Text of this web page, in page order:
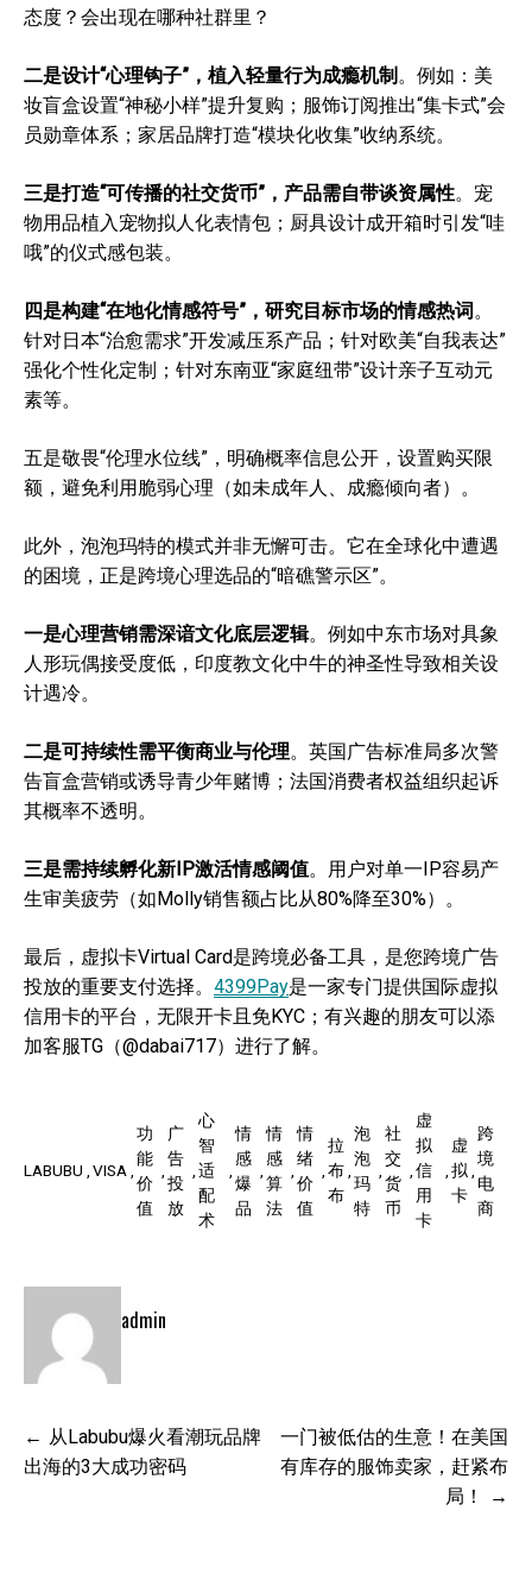
态度？会出现在哪种社群里？
二是设计“心理钩子”，植入轻量行为成瘾机制 。例如：美
妆盲盒设置“神秘小样”提升复购；服饰订阅推出“集卡式”会
员勋章体系；家居品牌打造“模块化收集”收纳系统。
三是打造“可传播的社交货币”，产品需自带谈资属性。宠
物用品植入宠物拟人化表情包；厨具设计成开箱时引发“哇
哦”的仪式感包装。
四是构建“在地化情感符号”，研究目标市场的情感热词。
针对日本“治愈需求”开发减压系产品；针对欧美“自我表达”
强化个性化定制；针对东南亚“家庭纽带”设计亲子互动元
素等。
五是敬畏“伦理水位线”，明确概率信息公开，设置购买限
额，避免利用脆弱心理（如未成年人、成瘾倾向者）。
此外，泡泡玛特的模式并非无懈可击。它在全球化中遭遇
的困境，正是跨境心理选品的“暗礁警示区”。
一是心理营销需深谙文化底层逻辑。例如中东市场对具象
人形玩偶接受度低，印度教文化中牛的神圣性导致相关设
计遇冷。
二是可持续性需平衡商业与伦理。英国广告标准局多次警
告盲盒营销或诱导青少年赌博；法国消费者权益组织起诉
其概率不透明。
三是需持续孵化新IP激活情感阈值。用户对单一IP容易产
生审美疲劳（如Molly销售额占比从80%降至30%）。
最后，虚拟卡Virtual Card是跨境必备工具，是您跨境广告
投放的重要支付选择。 4399Pay是一家专门提供国际虚拟
信用卡的平台，无限开卡且免KYC；有兴趣的朋友可以添
加客服TG（@dabai717）进行了解。
LABUBU VISA
功
能
价
值
广
告
投
放
心
智
适
配
术
情
感
爆
品
情
感
算
法
情
绪
价
值
拉
布
布
泡
泡
玛
特
社
交
货
币
虚
拟
信
用
卡
虚
拟
卡
跨
境
电
商
admin
文
章
从Labubu爆火看潮玩品牌
出海的3大成功密码
一门被低估的生意！在美国
有库存的服饰卖家，赶紧布
局！